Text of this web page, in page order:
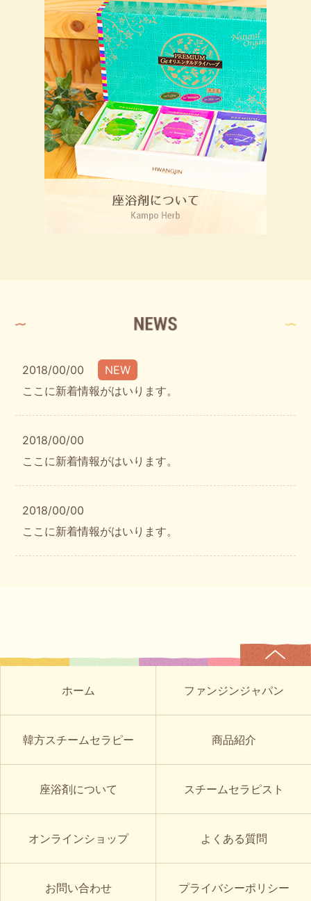
2018/00/00
NEW
ここに新着情報がはいります。
2018/00/00
ここに新着情報がはいります。
2018/00/00
ここに新着情報がはいります。
ホーム ファンジンジャパン
韓方スチームセラピー 商品紹介
座浴剤について スチームセラピスト
オンラインショップ よくある質問
お問い合わせ プライバシーポリシー